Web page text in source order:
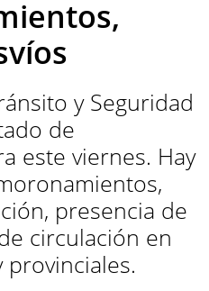
y Seguridad
de
este viernes. Hay
presencia de
circulación en
provinciales.